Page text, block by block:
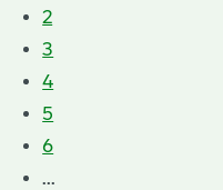
2
3
4
5
6
...